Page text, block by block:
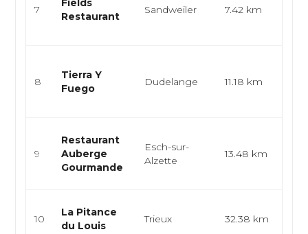
7
Fields
Restaurant
Sandweiler 7.42 km
8
Tierra Y
Fuego
Dudelange 11.18 km
9
Restaurant
Auberge
Gourmande
Esch-sur-
Alzette
13.48 km
10
La Pitance
du Louis
Trieux 32.38 km